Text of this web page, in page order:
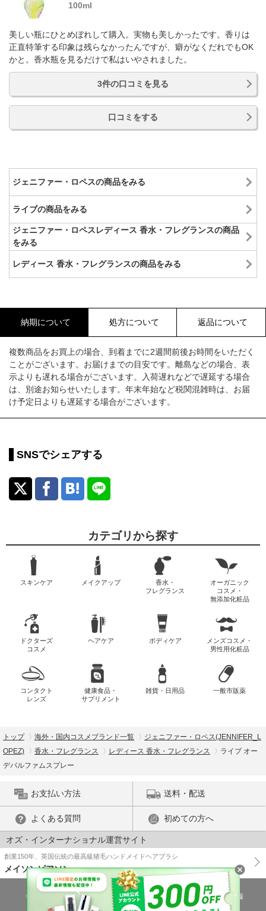
100ml
美しい瓶にひとめぼれして購入。実物も美しかったです。香りは
正直特筆する印象は残らなかったんですが、癖がなくだれでもOK
かと。香水瓶を見るだけで私はいやされました。
3件の口コミを見る
口コミをする
ジェニファー・ロペスの商品をみる
ライブの商品をみる
ジェニファー・ロペスレディース 香水・フレグランスの商品
をみる
レディース 香水・フレグランスの商品をみる
納期について 処方について 返品について
複数商品をお買上の場合、到着までに2週間前後お時間をいただく
ことがございます。お届けまでの目安です。離島などの場合、表
示よりも遅れる場合がございます。入荷遅れなどで遅延する場合
は、別途お知らせいたします。年末年始など税関混雑時は、お届
け予定日よりも遅延する場合がございます。
SNSでシェアする
カテゴリから探す
スキンケア メイクアップ
香水・
フレグランス
オーガニック
コスメ・
無添加化粧品
ドクターズ
コスメ
ヘアケア ボディケア
メンズコスメ・
男性用化粧品
コンタクト
レンズ
健康食品・
サプリメント
雑貨・日用品 一般市販薬
トップ 海外・国内コスメブランド一覧
ジェニファー・ロペス(JENNIFER_L
OPEZ)
香水・フレグランス レディース 香水・フレグランス
ライブ オー
デパルファムスプレー
お支払い方法 送料・配送
よくある質問 初めての方へ
オズ・インターナショナル運営サイト
創業150年、英国伝統の最高級猪毛ハンドメイドヘアブラシ
メイソンピアソン
特商法に基づく表示 プライバシーポリシー
医薬品販売許可証の情報
ご利用規約
PC版で表示